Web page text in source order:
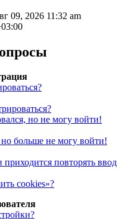
09, 2026 11:32 am
но не могу войти!
больше не могу войти!
повторять ввод
cookies»?